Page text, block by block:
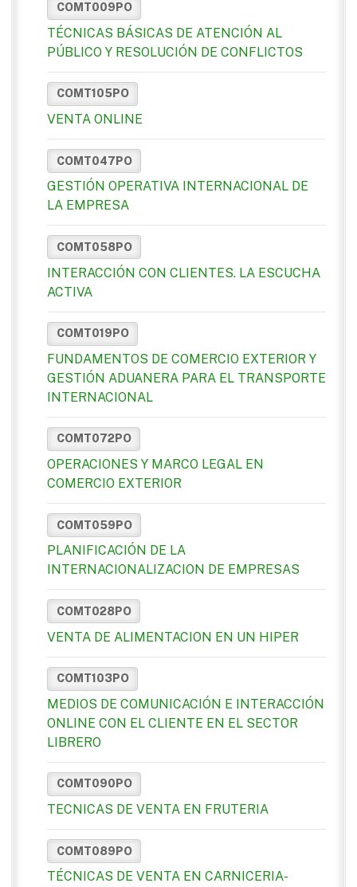
COMT009PO
TÉCNICAS BÁSICAS DE ATENCIÓN AL
PÚBLICO Y RESOLUCIÓN DE CONFLICTOS
COMT105PO
VENTA ONLINE
COMT047PO
GESTIÓN OPERATIVA INTERNACIONAL DE
LA EMPRESA
COMT058PO
INTERACCIÓN CON CLIENTES. LA ESCUCHA
ACTIVA
COMT019PO
FUNDAMENTOS DE COMERCIO EXTERIOR Y
GESTIÓN ADUANERA PARA EL TRANSPORTE
INTERNACIONAL
COMT072PO
OPERACIONES Y MARCO LEGAL EN
COMERCIO EXTERIOR
COMT059PO
PLANIFICACIÓN DE LA
INTERNACIONALIZACION DE EMPRESAS
COMT028PO
VENTA DE ALIMENTACION EN UN HIPER
COMT103PO
MEDIOS DE COMUNICACIÓN E INTERACCIÓN
ONLINE CON EL CLIENTE EN EL SECTOR
LIBRERO
COMT090PO
TECNICAS DE VENTA EN FRUTERIA
COMT089PO
TÉCNICAS DE VENTA EN CARNICERIA-